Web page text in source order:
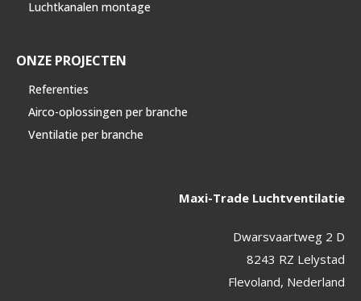
Luchtkanalen montage
ONZE PROJECTEN
Referenties
Airco-oplossingen per branche
Ventilatie per branche
Maxi-Trade Luchtventilatie
Dwarsvaartweg 2 D
8243 RZ Lelystad
Flevoland, Nederland